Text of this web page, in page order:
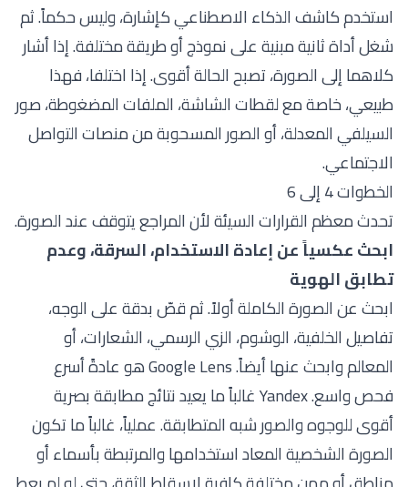
استخدم كاشف الذكاء الاصطناعي كإشارة، وليس حكماً. ثم
شغل أداة ثانية مبنية على نموذج أو طريقة مختلفة. إذا أشار
كلاهما إلى الصورة، تصبح الحالة أقوى. إذا اختلفا، فهذا
طبيعي، خاصة مع لقطات الشاشة، الملفات المضغوطة، صور
السيلفي المعدلة، أو الصور المسحوبة من منصات التواصل
الاجتماعي.
الخطوات 4 إلى 6
تحدث معظم القرارات السيئة لأن المراجع يتوقف عند الصورة.
ابحث عكسياً عن إعادة الاستخدام، السرقة، وعدم
تطابق الهوية
ابحث عن الصورة الكاملة أولاً. ثم قصّ بدقة على الوجه،
تفاصيل الخلفية، الوشوم، الزي الرسمي، الشعارات، أو
المعالم وابحث عنها أيضاً. Google Lens هو عادةً أسرع
فحص واسع. Yandex غالباً ما يعيد نتائج مطابقة بصرية
أقوى للوجوه والصور شبه المتطابقة. عملياً، غالباً ما تكون
الصورة الشخصية المعاد استخدامها والمرتبطة بأسماء أو